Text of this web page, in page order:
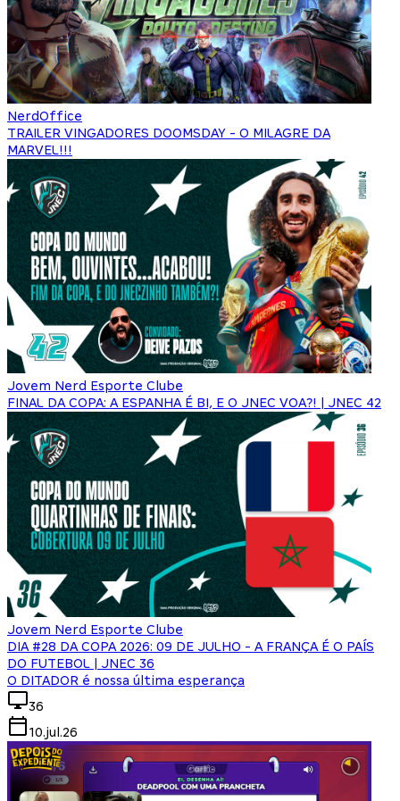
NerdOffice
TRAILER VINGADORES DOOMSDAY - O MILAGRE DA
MARVEL!!!
Jovem Nerd Esporte Clube
FINAL DA COPA: A ESPANHA É BI, E O JNEC VOA?! | JNEC 42
Jovem Nerd Esporte Clube
DIA #28 DA COPA 2026: 09 DE JULHO - A FRANÇA É O PAÍS
DO FUTEBOL | JNEC 36
O DITADOR é nossa última esperança
36
10.jul.26